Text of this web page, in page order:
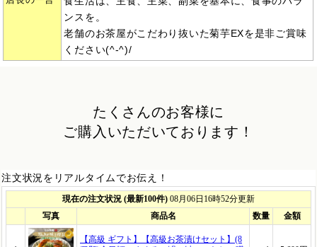
ンスを。
老舗のお茶屋がこだわり抜いた菊芋EXを是非ご賞味
ください(^-^)/
たくさんのお客様に
ご購入いただいております！
注文状況をリアルタイムでお伝え！